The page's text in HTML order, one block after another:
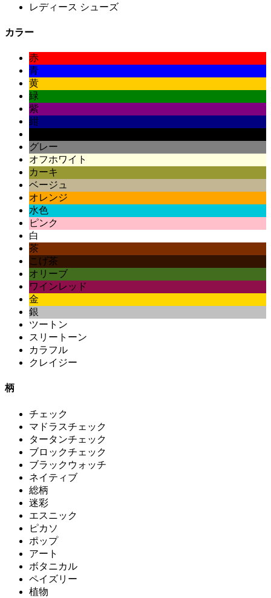
レディース シューズ
カラー
赤
青
黄
緑
紫
紺
グレー
オフホワイト
カーキ
ベージュ
オレンジ
水色
ピンク
白
茶
こげ茶
オリーブ
ワインレッド
金
銀
ツートン
スリートーン
カラフル
クレイジー
柄
チェック
マドラスチェック
タータンチェック
ブロックチェック
ブラックウォッチ
ネイティブ
総柄
迷彩
エスニック
ピカソ
ポップ
アート
ボタニカル
ペイズリー
植物